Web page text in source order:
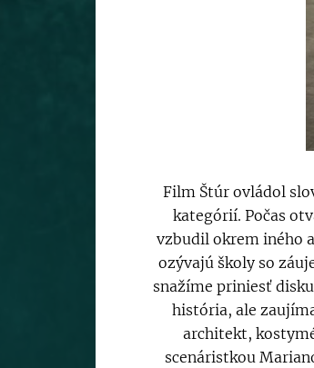
Film Štúr ovládol
kategórií. Počas
vzbudil okrem iného
ozývajú školy so
snažíme priniesť
história, ale
architekt,
scenáristkou